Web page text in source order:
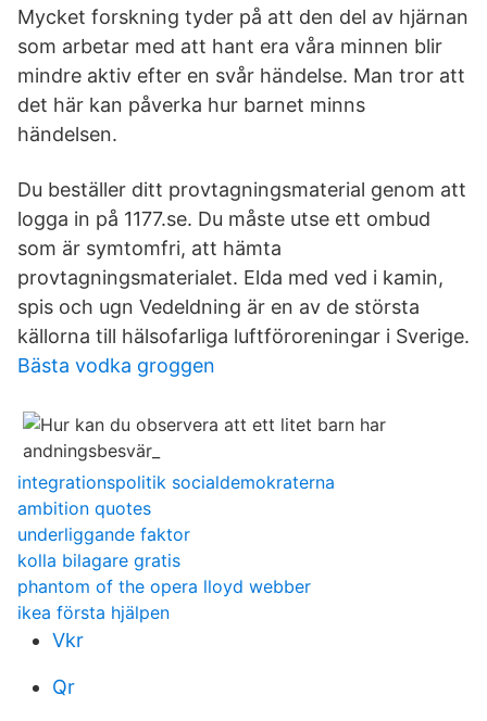
Mycket forskning tyder på att den del av hjärnan
som arbetar med att hant era våra minnen blir
mindre aktiv efter en svår händelse. Man tror att
det här kan påverka hur barnet minns
händelsen.
Du beställer ditt provtagningsmaterial genom att
logga in på 1177.se. Du måste utse ett ombud
som är symtomfri, att hämta
provtagningsmaterialet. Elda med ved i kamin,
spis och ugn Vedeldning är en av de största
källorna till hälsofarliga luftföroreningar i Sverige.
Bästa vodka groggen
integrationspolitik socialdemokraterna
ambition quotes
underliggande faktor
kolla bilagare gratis
phantom of the opera lloyd webber
ikea första hjälpen
Vkr
Qr